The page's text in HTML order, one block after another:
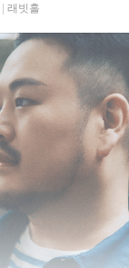
래빗홀